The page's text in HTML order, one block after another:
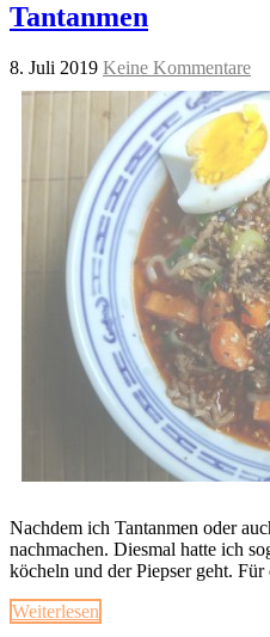
Tantanmen
8. Juli 2019 Keine Kommentare
Nachdem ich Tantanmen oder
nachmachen. Diesmal hatte ich
köcheln und der Piepser geht.
Weiterlesen